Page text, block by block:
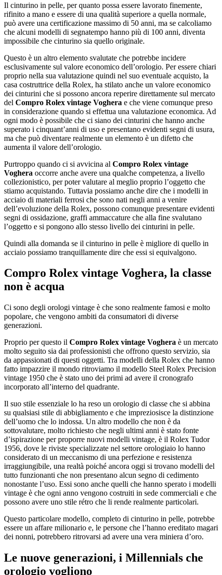
Il cinturino in pelle, per quanto possa essere lavorato finemente,
rifinito a mano e essere di una qualità superiore a quella normale,
può avere una certificazione massimo di 50 anni, ma se calcoliamo
che alcuni modelli di segnatempo hanno più di 100 anni, diventa
impossibile che cinturino sia quello originale.
Questo è un altro elemento svalutate che potrebbe incidere
esclusivamente sul valore economico dell’orologio. Per essere chiari
proprio nella sua valutazione quindi nel suo eventuale acquisto, la
casa costruttrice della Rolex, ha stilato anche un valore economico
dei cinturini che si possono ancora reperire direttamente sul mercato
del Compro Rolex vintage Voghera e che viene comunque preso
in considerazione quando si effettua una valutazione economica. Ad
ogni modo è possibile che ci siano dei cinturini che hanno anche
superato i cinquant’anni di uso e presentano evidenti segni di usura,
ma che può diventare realmente un elemento è un difetto che
aumenta il valore dell’orologio.
Purtroppo quando ci si avvicina al Compro Rolex vintage
Voghera occorre anche avere una qualche competenza, a livello
collezionistico, per poter valutare al meglio proprio l’oggetto che
stiamo acquistando. Tuttavia possiamo anche dire che i modelli in
acciaio di materiali ferrosi che sono nati negli anni a venire
dell’evoluzione della Rolex, possono comunque presentare evidenti
segni di ossidazione, graffi ammaccature che alla fine svalutano
l’oggetto e si pongono allo stesso livello dei cinturini in pelle.
Quindi alla domanda se il cinturino in pelle è migliore di quello in
acciaio possiamo tranquillamente dire che essi si equivalgono.
Compro Rolex vintage Voghera, la classe
non è acqua
Ci sono degli orologi vintage è che sono realmente famosi e molto
popolare, che vengono ambiti da consumatori di diverse
generazioni.
Proprio per questo il Compro Rolex vintage Voghera è un mercato
molto seguito sia dai professionisti che offrono questo servizio, sia
da appassionati di questi oggetti. Tra modelli della Rolex che hanno
fatto impazzire il mondo ritroviamo il modello Steel Rolex Precision
vintage 1950 che è stato uno dei primi ad avere il cronografo
incorporato all’interno del quadrante.
Il suo stile essenziale lo ha reso un orologio di classe che si abbina
su qualsiasi stile di abbigliamento e che impreziosisce la distinzione
dell’uomo che lo indossa. Un altro modello che non è da
sottovalutare, molto richiesto che negli ultimi anni è stato fonte
d’ispirazione per proporre nuovi modelli vintage, è il Rolex Tudor
1956, dove le riviste specializzate nel settore orologiaio lo hanno
considerato di un meccanismo di una perfezione e resistenza
irraggiungibile, una realtà poiché ancora oggi si trovano modelli del
tutto funzionanti che non presentano alcun segno di cedimento
nonostante l’uso. Essi sono anche quelli che hanno sperato i modelli
vintage è che ogni anno vengono costruiti in sede commerciali e che
possono avere uno stile rétro che li rende realmente particolari.
Questo particolare modello, completo di cinturino in pelle, potrebbe
essere un affare milionario e, le persone che l’hanno ereditato magari
dei nonni, potrebbero ritrovarsi ad avere una vera miniera d’oro.
Le nuove generazioni, i Millennials che
orologio vogliono